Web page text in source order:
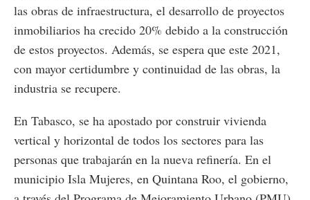
las obras de infraestructura, el desarrollo de proyectos
inmobiliarios ha crecido 20% debido a la construcción
de estos proyectos. Además, se espera que este 2021,
con mayor certidumbre y continuidad de las obras, la
industria se recupere.
En Tabasco, se ha apostado por construir vivienda
vertical y horizontal de todos los sectores para las
personas que trabajarán en la nueva refinería. En el
municipio Isla Mujeres, en Quintana Roo, el gobierno,